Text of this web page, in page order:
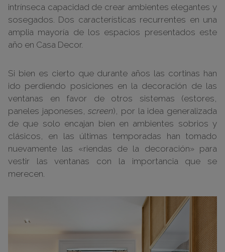
intrínseca capacidad de crear ambientes elegantes y
sosegados. Dos características recurrentes en una
amplia mayoría de los espacios presentados este
año en Casa Decor.
Si bien es cierto que durante años las cortinas han
ido perdiendo posiciones en la decoración de las
ventanas en favor de otros sistemas (estores,
paneles japoneses,screen), por la idea generalizada
de que solo encajan bien en ambientes sobrios y
clásicos, en las últimas temporadas han tomado
nuevamente las «riendas de la decoración» para
vestir las ventanas con la importancia que se
merecen.